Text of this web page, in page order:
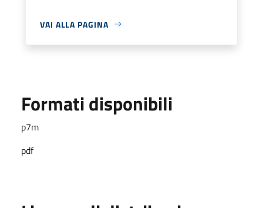
VAI ALLA PAGINA
Formati disponibili
p7m
pdf